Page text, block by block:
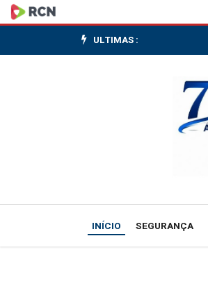
Aeroporto
de
nesta
ULTIMAS :
INÍCIO SEGURANÇA